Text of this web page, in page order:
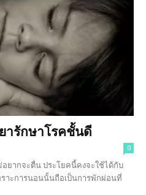
ารักษาโรคชั้นดี
0
ยากจะตื่น ประโยคนี้คงจะใช้ได้กับ
าะการนอนนั้นถือเป็นการพักผ่อนที่